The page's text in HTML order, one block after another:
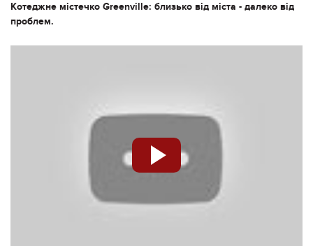
Котеджне містечко Greenville: близько від міста - далеко від
проблем.